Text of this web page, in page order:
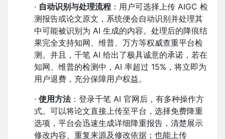
· 自动识别与处理流程 ：用户可选择上传 AIGC 检
测报告或论文原文，系统便会自动识别并处理其
中可能被识别为 AI 生成的内容。处理后的降痕结
果完全支持知网、维普、万方等权威查重平台检
测。并且，千笔 AI 给出了极具诚意的承诺，若在
知网、维普的检测中，AI 率超过 15%，将立即为
用户退费，充分保障用户权益。
· 使用方法：登录千笔 AI 官网后，有多种操作方
式。可以将论文直接上传至平台，选择免费降重
选项，平台会迅速生成详细降重报告，清楚展示
修改内容、重复来源及修改依据；也能上传